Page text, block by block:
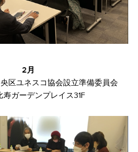
​2月
区ユネスコ協会設立準備委員会​
寿ガーデンプレイス31F